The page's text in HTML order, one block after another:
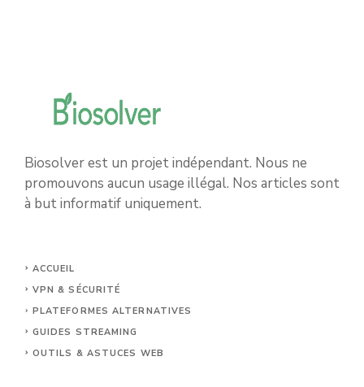
Biosolver est un projet indépendant. Nous ne
promouvons aucun usage illégal. Nos articles sont
à but informatif uniquement.
ACCUEIL
VPN & SÉCURITÉ
PLATEFORMES ALTERNATIVES
GUIDES STREAMING
OUTILS & ASTUCES WEB